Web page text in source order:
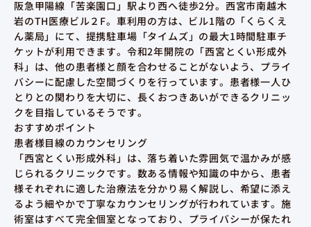
いました。それから、13年の月日が流れて、まさかの
再発していることが分かり、赤ちゃんの時に手術をし
てもらった病院に行きましたが、先生は、「レーザー
で焼き切ったらいい、傷は少し広がると思う、またレ
ーザーで切りたくなったら予約して」とそっけなく言
われて、この病院は二度と行かない！と思い、病院を
調べまくり、他の病院もいきましたが、全然ダメで、
妻が最後に「とくい整形外科めっちゃ評判いいで」と
言ってくれ、藁をすがる思いでいきましたが、本当に
評判通りでした！ 同じ病気で悩んでる人がいました
ら、とくい整形外科をおすすめします！
阪急甲陽線「苦楽園口」駅より西へ徒歩2分。西宮市南越木
岩のTH医療ビル２F。車利用の方は、ビル1階の「くらくえ
ん薬局」にて、提携駐車場「タイムズ」の最大1時間駐車チ
ケットが利用できます。令和2年開院の「西宮とくい形成外
科」は、他の患者様と顔を合わせることがないよう、プライ
バシーに配慮した空間づくりを行っています。患者様一人ひ
とりとの関わりを大切に、長くおつきあいができるクリニッ
クを目指しているそうです。
おすすめポイント
患者様目線のカウンセリング
「西宮とくい形成外科」は、落ち着いた雰囲気で温かみが感
じられるクリニックです。数ある情報や知識の中から、患者
様それぞれに適した治療法を分かり易く解説し、希望に添え
るよう細やかで丁寧なカウンセリングが行われています。施
術室はすべて完全個室となっており、プライバシーが保たれ